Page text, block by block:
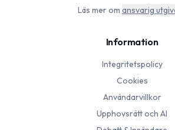
Läs mer om ansvarig
Information
Integritetspolicy
Cookies
Användarvillkor
Upphovsrätt och AI